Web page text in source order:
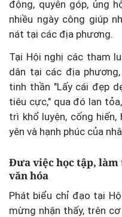
động, quyên góp, ủng
nhiều ngày công giúp
nát tại các địa phương.
Tại Hội nghị các tham
dân tại các địa
tinh thần "Lấy cái đẹp
tiêu cực," qua đó lan
trì khổ luyện, cống
yên và hạnh phúc của
Đưa việc học tập, làm
văn hóa
Phát biểu chỉ đạo tại
mừng nhận thấy, trên